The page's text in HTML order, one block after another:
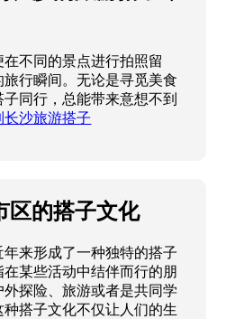
不同的景点进行拍照留
行瞬间。无论是寻觅美食
同行，总能带来意想不到
长沙旅游搭子
区的搭子文化
来形成了一种独特的搭子
某些活动中结伴而行的朋
探险、旅游或者是共同学
搭子文化不仅让人们的生